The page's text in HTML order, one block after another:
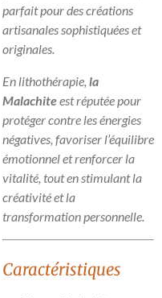
parfait pour des créations
artisanales sophistiquées et
originales.
En lithothérapie, la
Malachiteest réputée pour
protéger contre les énergies
négatives, favoriser l’équilibre
émotionnel et renforcer la
vitalité, tout en stimulant la
créativité et la
transformation personnelle.
Caractéristiques